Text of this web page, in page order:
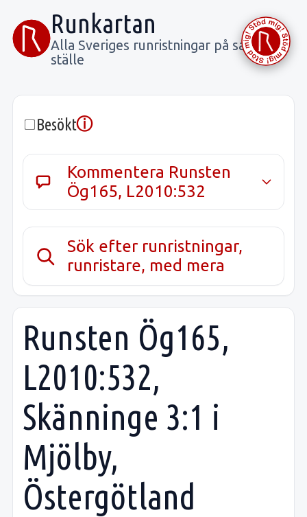
Runkartan
Alla Sveriges runristningar på samma
ställe
Besöktⓘ
Kommentera Runsten
Ög165, L2010:532
Sök efter runristningar,
runristare, med mera
Runsten Ög165,
L2010:532,
Skänninge 3:1 i
Mjölby,
Östergötland